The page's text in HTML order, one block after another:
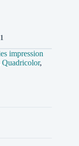
impression
Quadricolor,